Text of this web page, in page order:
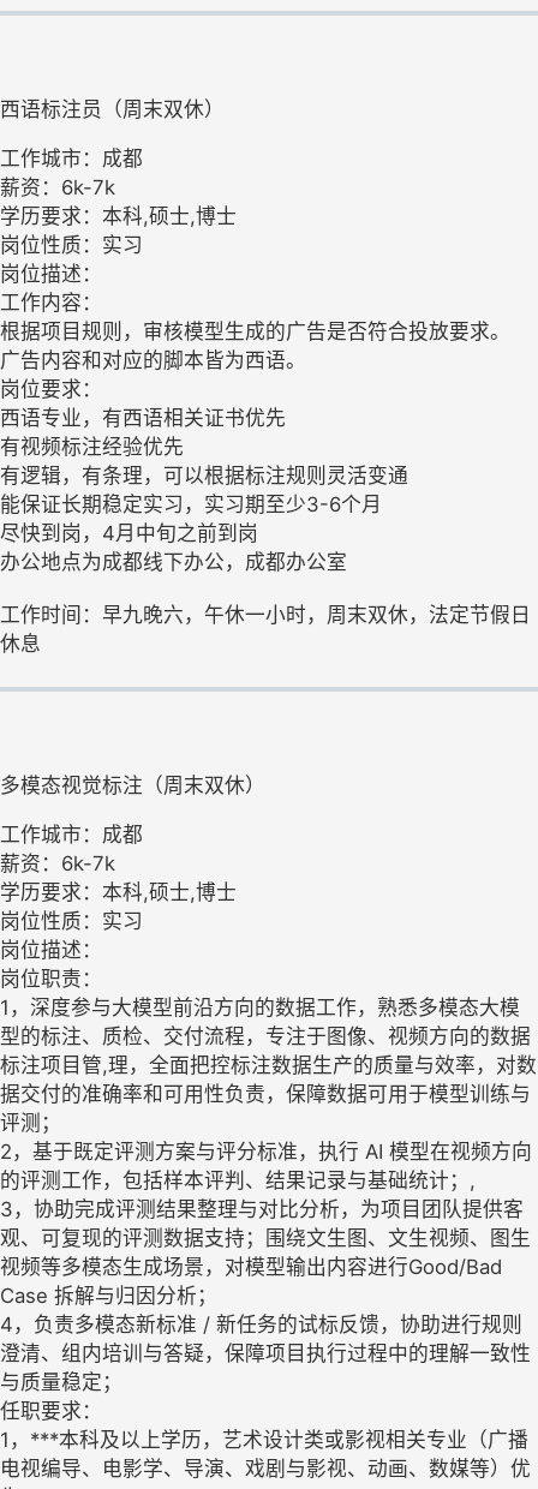
西语标注员（周末双休）
工作城市：成都
薪资：6k-7k
学历要求：本科,硕士,博士
岗位性质：实习
岗位描述：
工作内容：
根据项目规则，审核模型生成的广告是否符合投放要求。
广告内容和对应的脚本皆为西语。
岗位要求：
西语专业，有西语相关证书优先
有视频标注经验优先
有逻辑，有条理，可以根据标注规则灵活变通
能保证长期稳定实习，实习期至少3-6个月
尽快到岗，4月中旬之前到岗
办公地点为成都线下办公，成都办公室
工作时间：早九晚六，午休一小时，周末双休，法定节假日
休息
多模态视觉标注（周末双休）
工作城市：成都
薪资：6k-7k
学历要求：本科,硕士,博士
岗位性质：实习
岗位描述：
岗位职责：
1，深度参与大模型前沿方向的数据工作，熟悉多模态大模
型的标注、质检、交付流程，专注于图像、视频方向的数据
标注项目管,理，全面把控标注数据生产的质量与效率，对数
据交付的准确率和可用性负责，保障数据可用于模型训练与
评测；
2，基于既定评测方案与评分标准，执行 AI 模型在视频方向
的评测工作，包括样本评判、结果记录与基础统计；,
3，协助完成评测结果整理与对比分析，为项目团队提供客
观、可复现的评测数据支持；围绕文生图、文生视频、图生
视频等多模态生成场景，对模型输出内容进行Good/Bad
Case 拆解与归因分析；
4，负责多模态新标准 / 新任务的试标反馈，协助进行规则
澄清、组内培训与答疑，保障项目执行过程中的理解一致性
与质量稳定；
任职要求：
1，***本科及以上学历，艺术设计类或影视相关专业（广播
电视编导、电影学、导演、戏剧与影视、动画、数媒等）优